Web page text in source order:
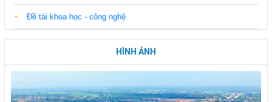
Đề tài khoa học - công nghệ
HÌNH ẢNH